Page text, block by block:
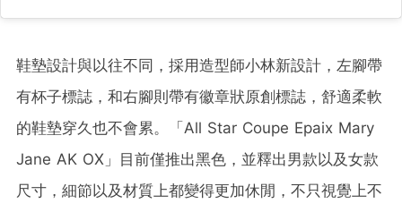
鞋墊設計與以往不同，採用造型師小林新設計，左腳帶
有杯子標誌，和右腳則帶有徽章狀原創標誌，舒適柔軟
的鞋墊穿久也不會累。「All Star Coupe Epaix Mary
Jane AK OX」目前僅推出黑色，並釋出男款以及女款
尺寸，細節以及材質上都變得更加休閒，不只視覺上不